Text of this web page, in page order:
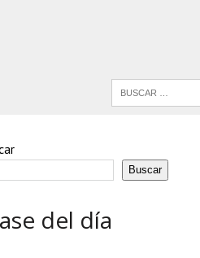
Buscar
del día